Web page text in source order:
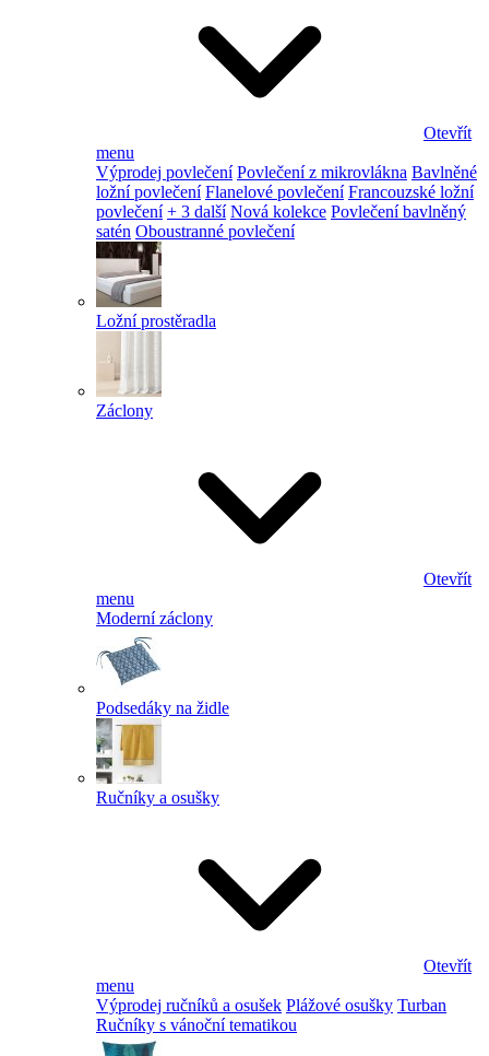
Otevřít
menu
Výprodej povlečení Povlečení z mikrovlákna Bavlněné
ložní povlečení Flanelové povlečení Francouzské ložní
povlečení + 3 další Nová kolekce Povlečení bavlněný
satén Oboustranné povlečení
Ložní prostěradla
Záclony
Otevřít
menu
Moderní záclony
Podsedáky na židle
Ručníky a osušky
Otevřít
menu
Výprodej ručníků a osušek Plážové osušky Turban
Ručníky s vánoční tematikou